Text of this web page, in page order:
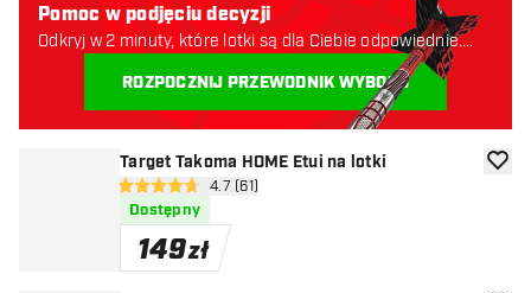
Target Takoma HOME Etui na lotki
otwórz panel recenzji
4.7 gwiazdki oceny
4.7 (61)
Dostępny
149zł
Pomoc w podjęciu decyzji
Odkryj w 2 minuty, które lotki są dla Ciebie odpowiednie.
ROZPOCZNIJ PRZEWODNIK WYBORU